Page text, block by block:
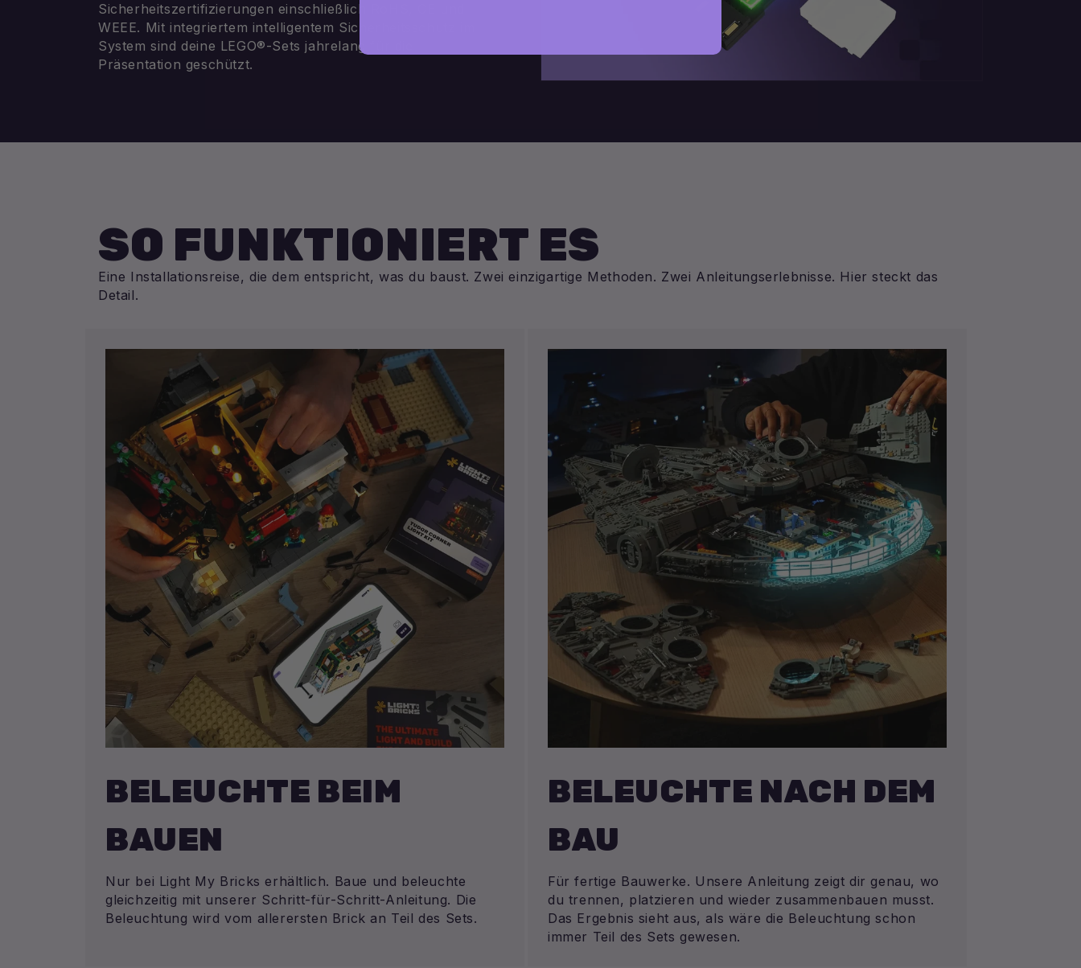
Sicherheitszertifizierungen einschließlich RoHS, CE und
WEEE. Mit integriertem intelligentem Sicherheitsschutz im
System sind deine LEGO®-Sets jahrelang für die
Präsentation geschützt.
SO FUNKTIONIERT ES
Eine Installationsreise, die dem entspricht, was du baust. Zwei einzigartige Methoden. Zwei Anleitungserlebnisse. Hier steckt das
Detail.
BELEUCHTE BEIM
BAUEN
Nur bei Light My Bricks erhältlich. Baue und beleuchte
gleichzeitig mit unserer Schritt-für-Schritt-Anleitung. Die
Beleuchtung wird vom allerersten Brick an Teil des Sets.
BELEUCHTE NACH DEM
BAU
Für fertige Bauwerke. Unsere Anleitung zeigt dir genau, wo
du trennen, platzieren und wieder zusammenbauen musst.
Das Ergebnis sieht aus, als wäre die Beleuchtung schon
immer Teil des Sets gewesen.